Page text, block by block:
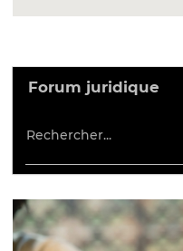
Forum juridique